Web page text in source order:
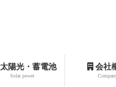
太陽光・蓄電池
Solar power
会社